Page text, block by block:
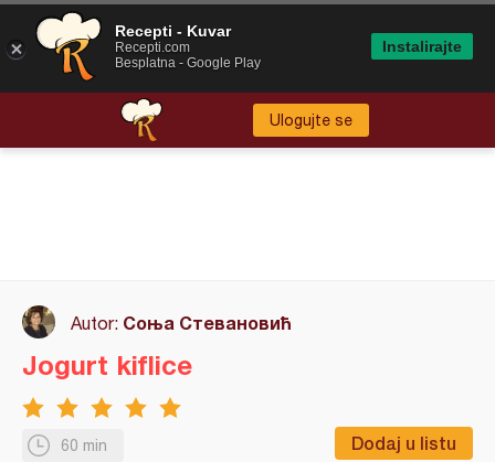
Ulogujte se
Autor: Соња Стевановић
60 min Dodaj u listu
Jogurt kiflice
Recepti - Kuvar
Recepti.com
Besplatna - Google Play
Instalirajte